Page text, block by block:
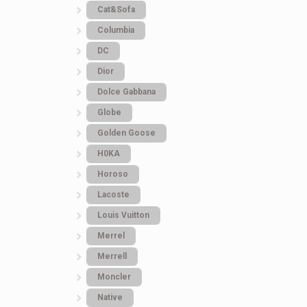
Cat&Sofa
Columbia
DC
Dior
Dolce Gabbana
Globe
Golden Goose
H0KA
Horoso
Lacoste
Louis Vuitton
Merrel
Merrell
Moncler
Native